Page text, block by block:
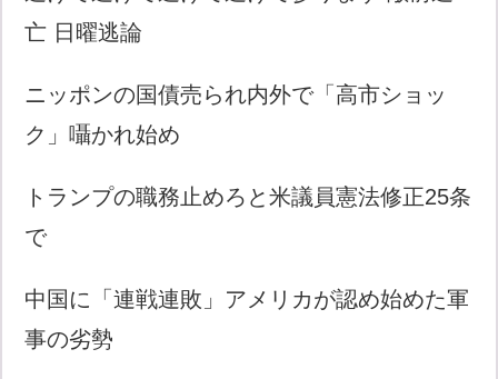
亡 日曜逃論
ニッポンの国債売られ内外で「高市ショッ
ク」囁かれ始め
トランプの職務止めろと米議員憲法修正25条
で
中国に「連戦連敗」アメリカが認め始めた軍
事の劣勢